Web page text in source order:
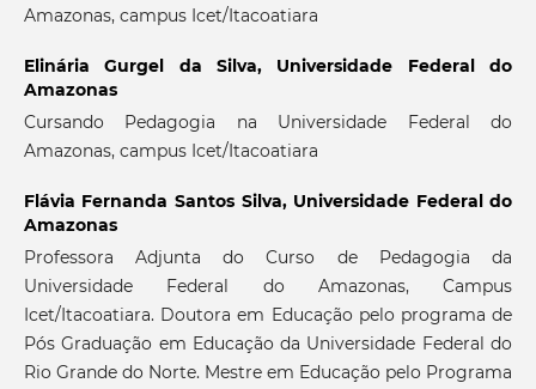
Amazonas, campus Icet/Itacoatiara
Elinária Gurgel da Silva, Universidade Federal do
Amazonas
Cursando Pedagogia na Universidade Federal do
Amazonas, campus Icet/Itacoatiara
Flávia Fernanda Santos Silva, Universidade Federal do
Amazonas
Professora Adjunta do Curso de Pedagogia da
Universidade Federal do Amazonas, Campus
Icet/Itacoatiara. Doutora em Educação pelo programa de
Pós Graduação em Educação da Universidade Federal do
Rio Grande do Norte. Mestre em Educação pelo Programa